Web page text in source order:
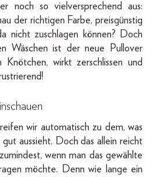
noch so vielversprechend aus:
der richtigen Farbe, preisgünstig
nicht zuschlagen können? Doch
Wäschen ist der neue Pullover
Knötchen, wirkt zerschlissen und
wir automatisch zu dem, was
aussieht. Doch das allein reicht
wenn man das gewählte
möchte. Denn wie lange ein